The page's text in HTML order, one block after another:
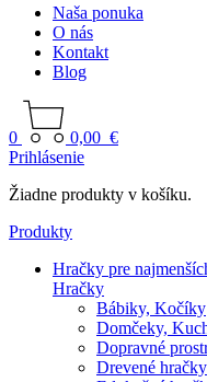
Naša ponuka
O nás
Kontakt
Blog
0 0,00 €
Prihlásenie
Žiadne produkty v košíku.
Produkty
Hračky pre
Hračky
Bábiky, Kočíky
Domčeky,
Dopravné
Drevené hračky